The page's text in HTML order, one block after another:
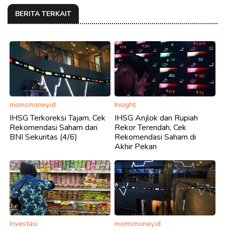
BERITA TERKAIT
momsmoney.id
IHSG Terkoreksi Tajam, Cek
Rekomendasi Saham dari
BNI Sekuritas (4/6)
Insight
IHSG Anjlok dan Rupiah
Rekor Terendah, Cek
Rekomendasi Saham di
Akhir Pekan
Investasi momsmoney.id